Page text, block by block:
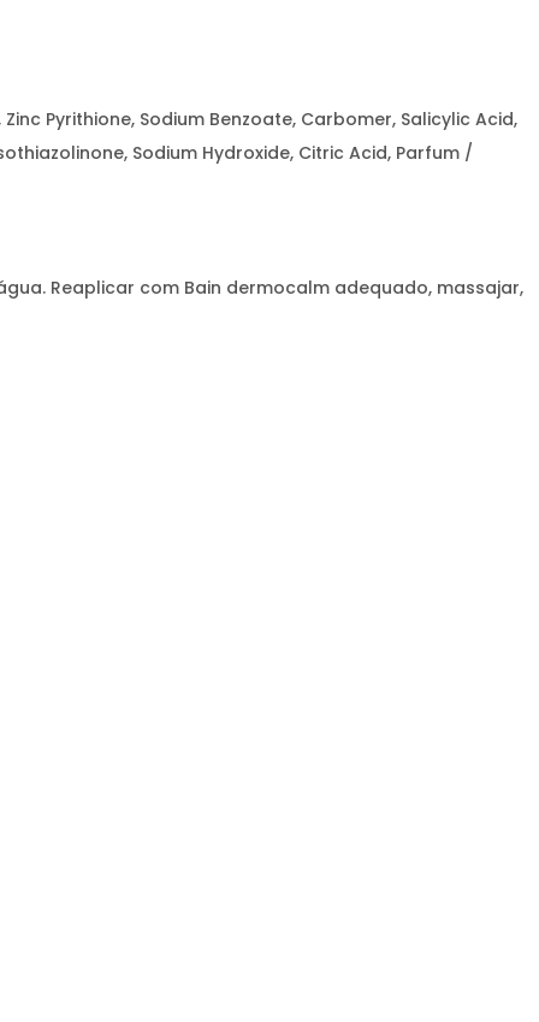
Pyrithione, Sodium Benzoate, Carbomer, Salicylic Acid,
Sodium Hydroxide, Citric Acid, Parfum /
Reaplicar com Bain dermocalm adequado, massajar,